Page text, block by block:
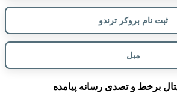
ثبت نام بروکر ترندو
مبل
برخط و تصدی رسانه پیامده